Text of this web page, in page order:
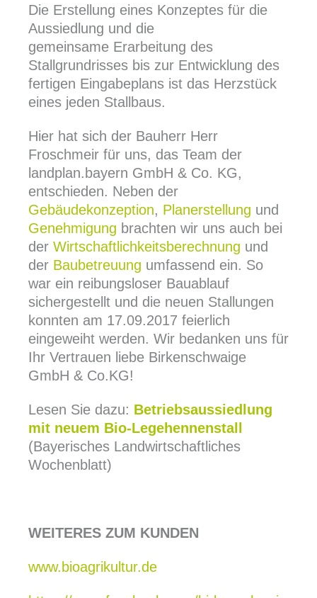
Die Erstellung eines Konzeptes für die
Aussiedlung und die
gemeinsame Erarbeitung des
Stallgrundrisses bis zur Entwicklung des
fertigen Eingabeplans ist das Herzstück
eines jeden Stallbaus.
Hier hat sich der Bauherr Herr
Froschmeir für uns, das Team der
landplan.bayern GmbH & Co. KG,
entschieden. Neben der
Gebäudekonzeption, Planerstellung und
Genehmigung brachten wir uns auch bei
der Wirtschaftlichkeitsberechnung und
der Baubetreuung umfassend ein. So
war ein reibungsloser Bauablauf
sichergestellt und die neuen Stallungen
konnten am 17.09.2017 feierlich
eingeweiht werden. Wir bedanken uns für
Ihr Vertrauen liebe Birkenschwaige
GmbH & Co.KG!
Lesen Sie dazu: Betriebsaussiedlung
mit neuem Bio-Legehennenstall
(Bayerisches Landwirtschaftliches
Wochenblatt)
WEITERES ZUM KUNDEN
www.bioagrikultur.de